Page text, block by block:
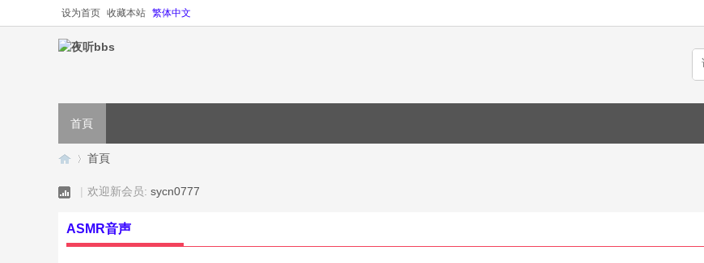
设为首页 收藏本站 繁体中文
首頁
夜»
首頁
| 欢迎新会员: sycn0777
ASMR音声